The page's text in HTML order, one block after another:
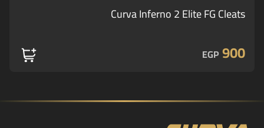
Curva Inferno 2 Elite FG Cleats
900
EGP